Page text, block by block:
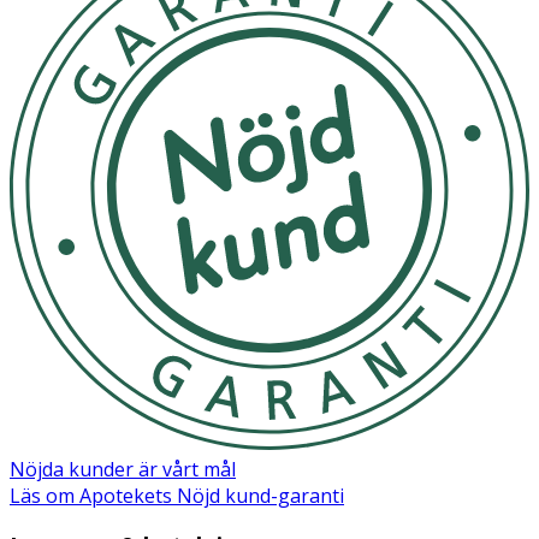
Material
Polypropylen och silikon
Nöjda kunder är vårt mål
Läs om Apotekets Nöjd kund-garanti